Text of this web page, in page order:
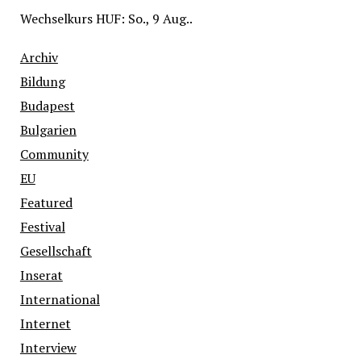
WechselkursHUF: So., 9 Aug..
Archiv
Bildung
Budapest
Bulgarien
Community
EU
Featured
Festival
Gesellschaft
Inserat
International
Internet
Interview